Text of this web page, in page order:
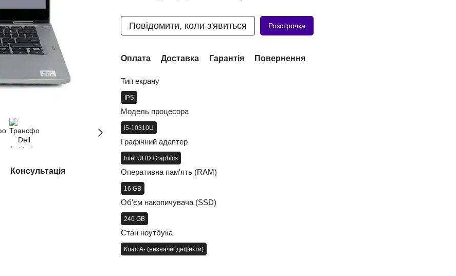
Консультація
Повідомити, коли з'явиться Розстрочка
Оплата Доставка Гарантія Повернення
Тип екрану
IPS
Модель процесора
i5-10310U
Графічний адаптер
Intel UHD Graphics
Оперативна пам'ять (RAM)
16 GB
Об'єм накопичувача (SSD)
240 GB
Стан ноутбука
Клас A- (незначні дефекти)